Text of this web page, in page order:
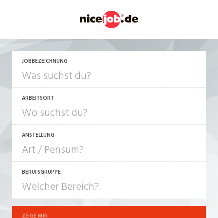
JOBBEZEICHNUNG
ARBEITSORT
ANSTELLUNG
JOB-TYP
Festanstellung
BERUFSGRUPPE
ZEIGE MIR